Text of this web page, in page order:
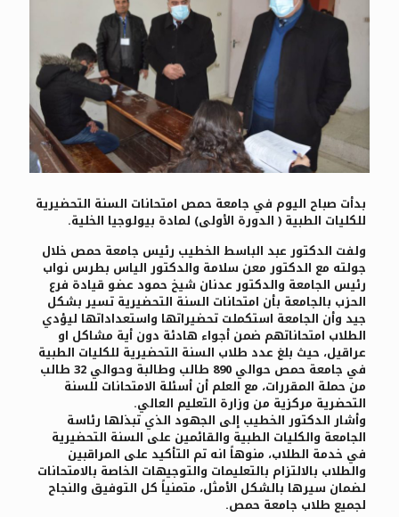
بدأت صباح اليوم في جامعة حمص امتحانات السنة التحضيرية
للكليات الطبية ( الدورة الأولى) لمادة بيولوجيا الخلية.
ولفت الدكتور عبد الباسط الخطيب رئيس جامعة حمص خلال
جولته مع الدكتور معن سلامة والدكتور الياس بطرس نواب
رئيس الجامعة والدكتور عدنان شيخ حمود عضو قيادة فرع
الحزب بالجامعة بأن امتحانات السنة التحضيرية تسير بشكل
جيد وأن الجامعة استكملت تحضيراتها واستعداداتها ليؤدي
الطلاب امتحاناتهم ضمن أجواء هادئة دون أية مشاكل او
عراقيل، حيث بلغ عدد طلاب السنة التحضيرية للكليات الطبية
في جامعة حمص حوالي 890 طالب وطالبة وحوالي 32 طالب
من حملة المقررات، مع العلم أن أسئلة الامتحانات للسنة
التحضرية مركزية من وزارة التعليم العالي.
وأشار الدكتور الخطيب إلى الجهود الذي تبذلها رئاسة
الجامعة والكليات الطبية والقائمين على السنة التحضيرية
في خدمة الطلاب، منوهاً انه تم التأكيد على المراقبين
والطلاب بالالتزام بالتعليمات والتوجيهات الخاصة بالامتحانات
لضمان سيرها بالشكل الأمثل، متمنياً كل التوفيق والنجاح
لجميع طلاب جامعة حمص.